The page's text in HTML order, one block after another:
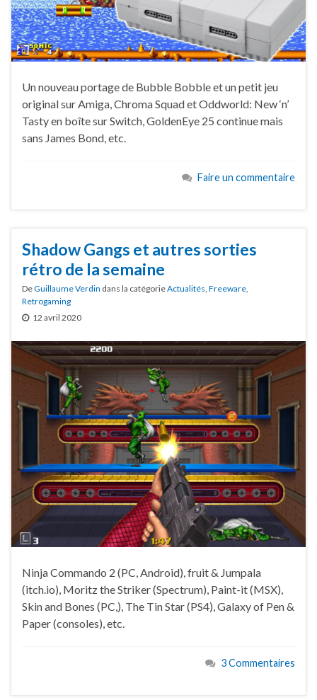
Un nouveau portage de Bubble Bobble et un petit jeu
original sur Amiga, Chroma Squad et Oddworld: New ‘n’
Tasty en boîte sur Switch, GoldenEye 25 continue mais
sans James Bond, etc.
Faire un commentaire
Shadow Gangs et autres sorties
rétro de la semaine
DeGuillaume Verdin dans la catégorieActualités Freeware
Retrogaming
12 avril 2020
Ninja Commando 2 (PC, Android), fruit & Jumpala
(itch.io), Moritz the Striker (Spectrum), Paint-it (MSX),
Skin and Bones (PC,), The Tin Star (PS4), Galaxy of Pen &
Paper (consoles), etc.
3 Commentaires